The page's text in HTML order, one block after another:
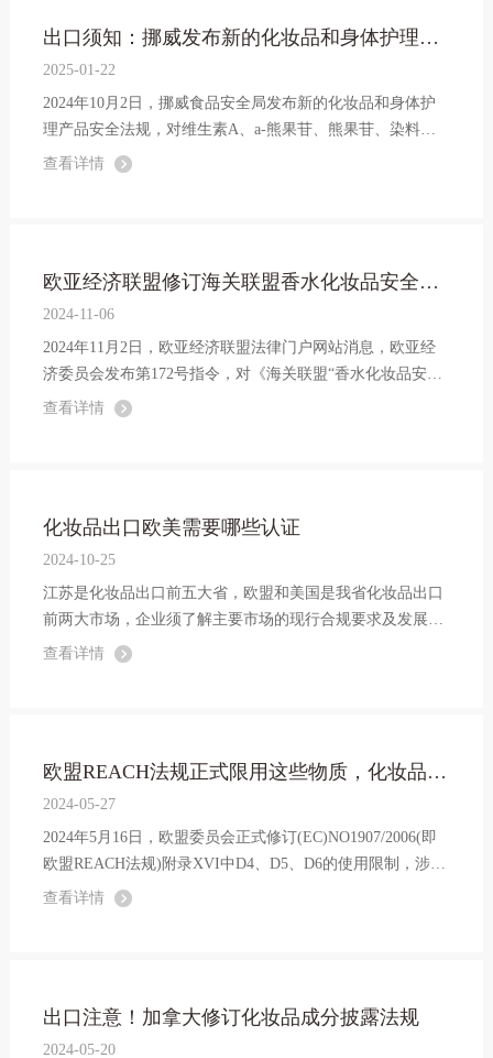
出口须知：挪威发布新的化妆品和身体护理产品安全法规
2025-01-22
2024年10月2日，挪威食品安全局发布新的化妆品和身体护
理产品安全法规，对维生素A、a-熊果苷、熊果苷、染料木
素、大豆苷元以及曲酸等物质在化妆品中的使用进行监管，
查看详情
欧亚经济联盟修订海关联盟香水化妆品安全技术法规
2024-11-06
2024年11月2日，欧亚经济联盟法律门户网站消息，欧亚经
济委员会发布第172号指令，对《海关联盟“香水化妆品安
全”技术法规》（TR TS 009/2011）进行修改，修改具体内容
查看详情
化妆品出口欧美需要哪些认证
2024-10-25
江苏是化妆品出口前五大省，欧盟和美国是我省化妆品出口
前两大市场，企业须了解主要市场的现行合规要求及发展趋
势，提升竞争优势，以适应国际市场的需求。那么化妆品出
查看详情
欧盟REACH法规正式限用这些物质，化妆品行业将受影响！
2024-05-27
2024年5月16日，欧盟委员会正式修订(EC)NO1907/2006(即
欧盟REACH法规)附录XVI中D4、D5、D6的使用限制，涉及
化妆品、医药、干洗等行业。在此提醒企业，欧盟对上述3
查看详情
出口注意！加拿大修订化妆品成分披露法规
2024-05-20